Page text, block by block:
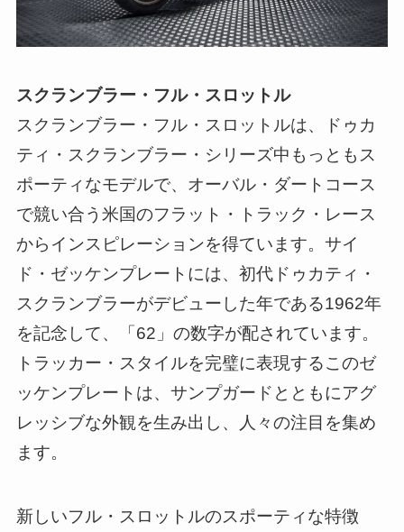
スクランブラー・フル・スロットル
スクランブラー・フル・スロットルは、ドゥカ
ティ・スクランブラー・シリーズ中もっともス
ポーティなモデルで、オーバル・ダートコース
で競い合う米国のフラット・トラック・レース
からインスピレーションを得ています。サイ
ド・ゼッケンプレートには、初代ドゥカティ・
スクランブラーがデビューした年である1962年
を記念して、「62」の数字が配されています。
トラッカー・スタイルを完璧に表現するこのゼ
ッケンプレートは、サンプガードとともにアグ
レッシブな外観を生み出し、人々の注目を集め
ます。
新しいフル・スロットルのスポーティな特徴